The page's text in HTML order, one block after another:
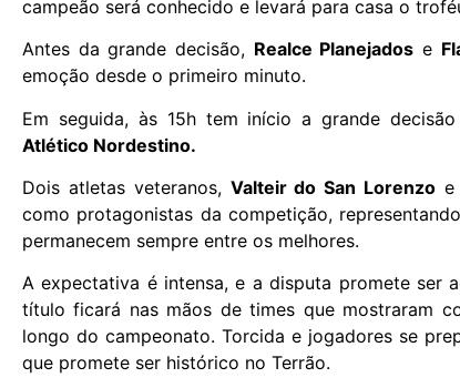
campeão será conhecido e levará para casa o
Antes da grande decisão, Realce Planejados e
emoção desde o primeiro minuto.
Em seguida, às 15h tem início a grande
Atlético Nordestino.
Dois atletas veteranos, Valteir do San Lorenzo e
como protagonistas da competição,
permanecem sempre entre os melhores.
A expectativa é intensa, e a disputa promete ser
título ficará nas mãos de times que mostraram
longo do campeonato. Torcida e jogadores se
que promete ser histórico no Terrão.